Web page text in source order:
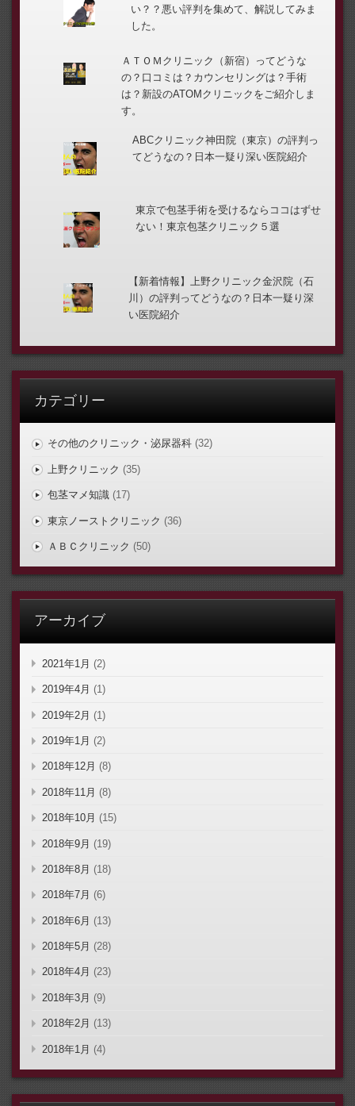
い？？悪い評判を集めて、解説してみま
した。
ＡＴＯＭクリニック（新宿）ってどうな
の？口コミは？カウンセリングは？手術
は？新設のATOMクリニックをご紹介しま
す。
ABCクリニック神田院（東京）の評判っ
てどうなの？日本一疑り深い医院紹介
東京で包茎手術を受けるならココはずせ
ない！東京包茎クリニック５選
【新着情報】上野クリニック金沢院（石
川）の評判ってどうなの？日本一疑り深
い医院紹介
カテゴリー
その他のクリニック・泌尿器科(32)
上野クリニック (35)
包茎マメ知識(17)
東京ノーストクリニック (36)
ＡＢＣクリニック (50)
アーカイブ
2021年1月 (2)
2019年4月 (1)
2019年2月 (1)
2019年1月 (2)
2018年12月 (8)
2018年11月 (8)
2018年10月 (15)
2018年9月 (19)
2018年8月 (18)
2018年7月 (6)
2018年6月 (13)
2018年5月 (28)
2018年4月 (23)
2018年3月 (9)
2018年2月 (13)
2018年1月 (4)